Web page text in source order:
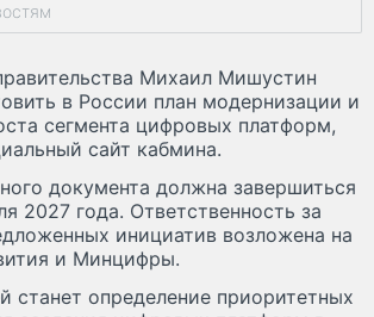
Михаил Мишустин
в России план модернизации и
сегмента цифровых платформ,
сайт кабмина.
документа должна завершиться
2027 года. Ответственность за
инициатив возложена на
и Минцифры.
станет определение приоритетных